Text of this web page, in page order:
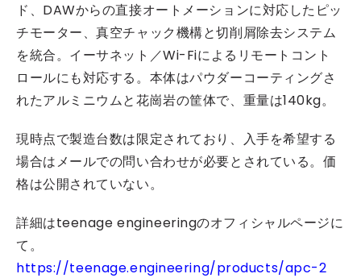
ド、DAWからの直接オートメーションに対応したピッ
チモーター、真空チャック機構と切削屑除去システム
を統合。イーサネット／Wi-Fiによるリモートコント
ロールにも対応する。本体はパウダーコーティングさ
れたアルミニウムと花崗岩の筐体で、重量は140kg。
現時点で製造台数は限定されており、入手を希望する
場合はメールでの問い合わせが必要とされている。価
格は公開されていない。
詳細はteenage engineeringのオフィシャルページに
て。
https://teenage.engineering/products/apc-2